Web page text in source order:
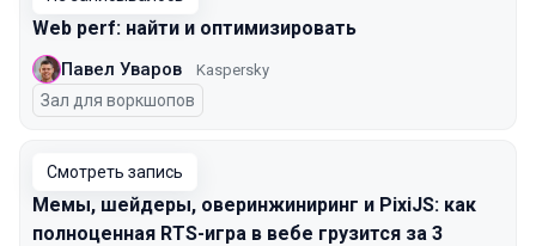
Web perf: найти и оптимизировать
Павел Уваров Kaspersky
Зал для воркшопов
Смотреть запись
Мемы, шейдеры, оверинжиниринг и PixiJS: как
полноценная RTS-игра в вебе грузится за 3